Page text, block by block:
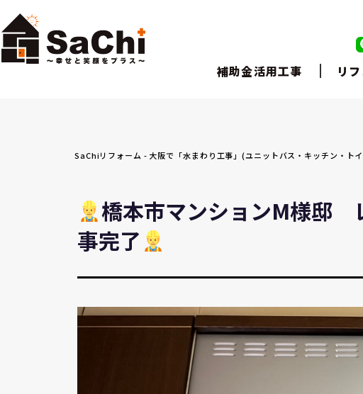
補助金活用工事 リ
SaChiリフォーム - 大阪で「水まわり工事」(ユニットバス・キッチン・ト
橋本市マンションM様邸
事完了